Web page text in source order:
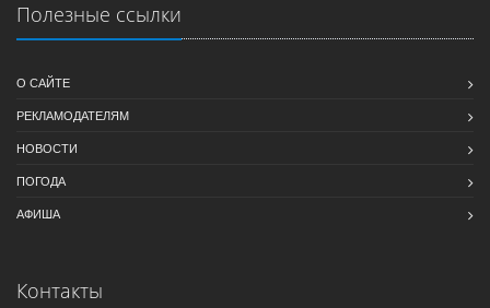
Полезные ссылки
О САЙТЕ
РЕКЛАМОДАТЕЛЯМ
НОВОСТИ
ПОГОДА
АФИША
Контакты